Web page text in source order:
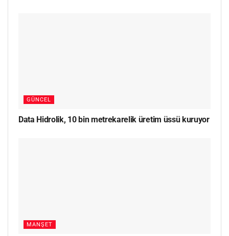
GÜNCEL
Data Hidrolik, 10 bin metrekarelik üretim üssü kuruyor
MANŞET